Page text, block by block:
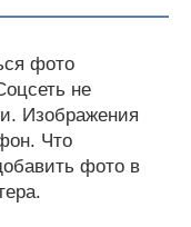
фото
не
Изображения
Что
фото в